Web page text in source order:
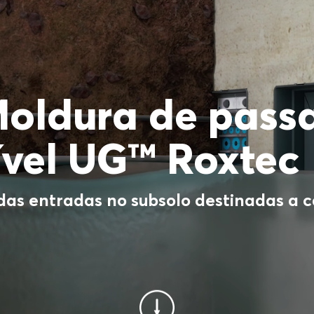
de
UG™ Roxtec
entradas no subsolo destinadas a